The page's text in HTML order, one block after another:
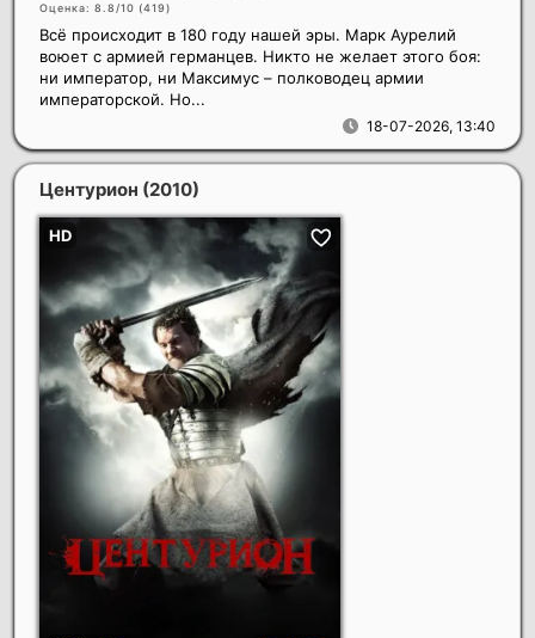
Оценка: 8.8/10 (419)
18-07-2026, 13:40
Всё происходит в 180 году нашей эры. Марк Аурелий
воюет с армией германцев. Никто не желает этого боя:
ни император, ни Максимус – полководец армии
императорской. Но...
Центурион (2010)